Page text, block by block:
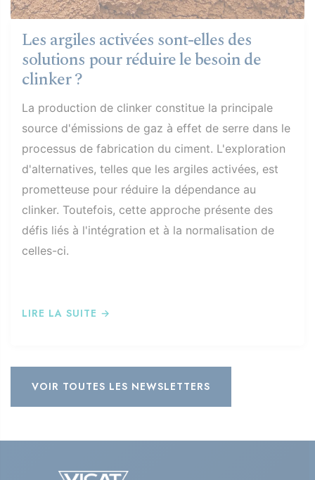
Les argiles activées sont-elles des
solutions pour réduire le besoin de
clinker ?
La production de clinker constitue la principale
source d'émissions de gaz à effet de serre dans le
processus de fabrication du ciment. L'exploration
d'alternatives, telles que les argiles activées, est
prometteuse pour réduire la dépendance au
clinker. Toutefois, cette approche présente des
défis liés à l'intégration et à la normalisation de
celles-ci.
LIRE LA SUITE →
VOIR TOUTES LES NEWSLETTERS